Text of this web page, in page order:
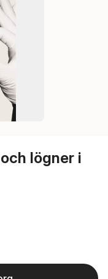
lögner i